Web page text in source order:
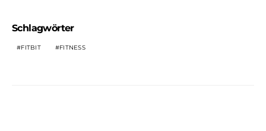
Schlagwörter
FITBIT FITNESS